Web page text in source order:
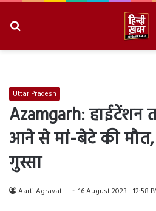
Uttar Pradesh
Azamgarh: हाईटेंशन
आने से मां-बेटे की
गुस्सा
Aarti Agravat 16 August 2023 - 12:58